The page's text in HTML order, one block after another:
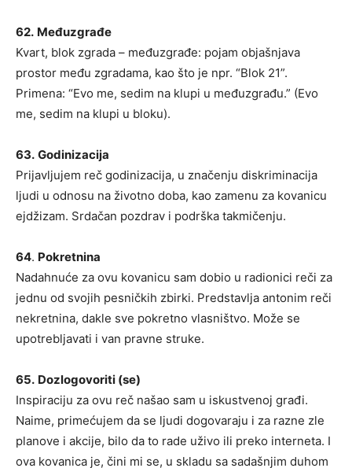
62. Međuzgrađe
Kvart, blok zgrada – međuzgrađe: pojam objašnjava
prostor među zgradama, kao što je npr. “Blok 21”.
Primena: “Evo me, sedim na klupi u međuzgrađu.” (Evo
me, sedim na klupi u bloku).
63. Godinizacija
Prijavljujem reč godinizacija, u značenju diskriminacija
ljudi u odnosu na životno doba, kao zamenu za kovanicu
ejdžizam. Srdačan pozdrav i podrška takmičenju.
64. Pokretnina
Nadahnuće za ovu kovanicu sam dobio u radionici reči za
jednu od svojih pesničkih zbirki. Predstavlja antonim reči
nekretnina, dakle sve pokretno vlasništvo. Može se
upotrebljavati i van pravne struke.
65. Dozlogovoriti (se)
Inspiraciju za ovu reč našao sam u iskustvenoj građi.
Naime, primećujem da se ljudi dogovaraju i za razne zle
planove i akcije, bilo da to rade uživo ili preko interneta. I
ova kovanica je, čini mi se, u skladu sa sadašnjim duhom